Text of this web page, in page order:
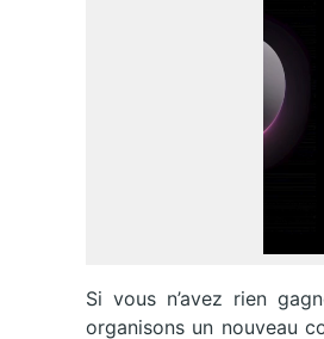
Si vous n’avez rien
organisons un nouveau